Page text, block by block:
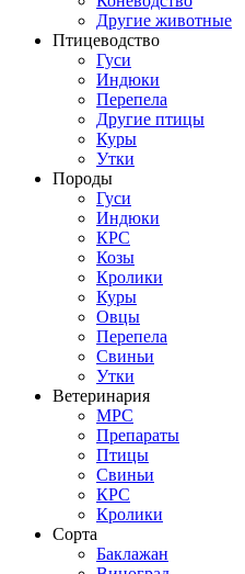
Другие животные
Птицеводство
Гуси
Индюки
Перепела
Другие птицы
Куры
Утки
Породы
Гуси
Индюки
КРС
Козы
Кролики
Куры
Овцы
Перепела
Свиньи
Утки
Ветеринария
МРС
Препараты
Птицы
Свиньи
КРС
Кролики
Сорта
Баклажан